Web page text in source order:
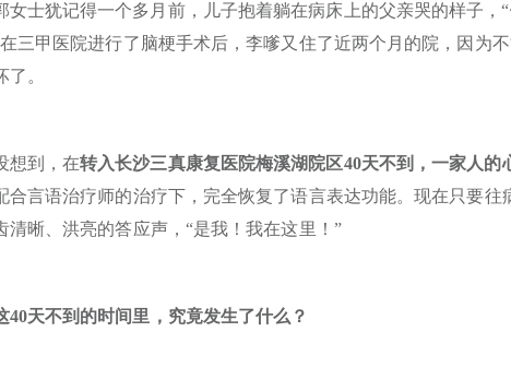
女士犹记得一个多月前，儿子抱着躺在病床上的父亲哭的样子，“
三甲医院进行了脑梗手术后，李嗲又住了近两个月的院，因为
了。
想到，在转入长沙三真康复医院梅溪湖院区40天不到，一家人的
合言语治疗师的治疗下，完全恢复了语言表达功能。现在只要
清晰、洪亮的答应声，“是我！我在这里！”
40天不到的时间里，究竟发生了什么？